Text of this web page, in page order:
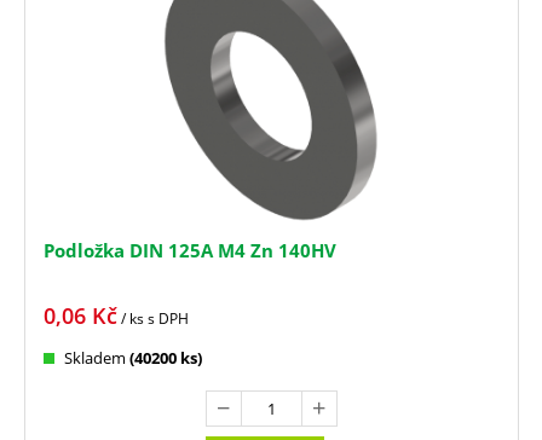
Podložka DIN 125A M4 Zn 140HV
0,06 Kč/ kss DPH
Skladem (40200 ks)